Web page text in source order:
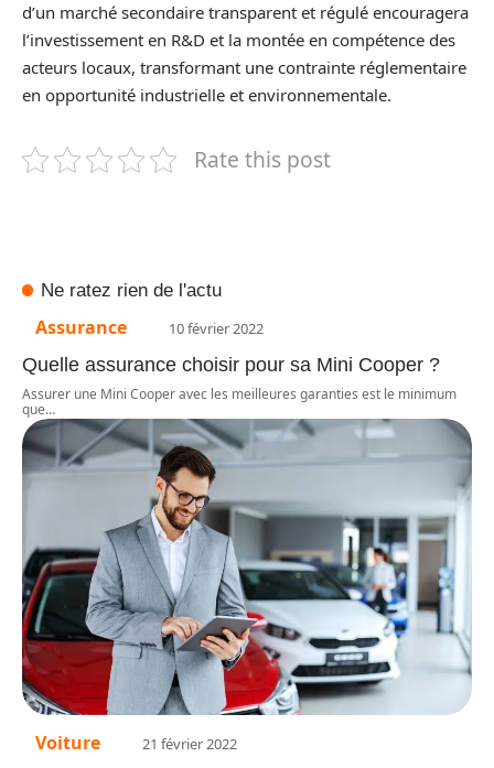
d’un marché secondaire transparent et régulé encouragera
l’investissement en R&D et la montée en compétence des
acteurs locaux, transformant une contrainte réglementaire
en opportunité industrielle et environnementale.
Rate this post
Ne ratez rien de l'actu
Assurance 10 février 2022
Quelle assurance choisir pour sa Mini Cooper ?
Assurer une Mini Cooper avec les meilleures garanties est le minimum
que…
Voiture 21 février 2022